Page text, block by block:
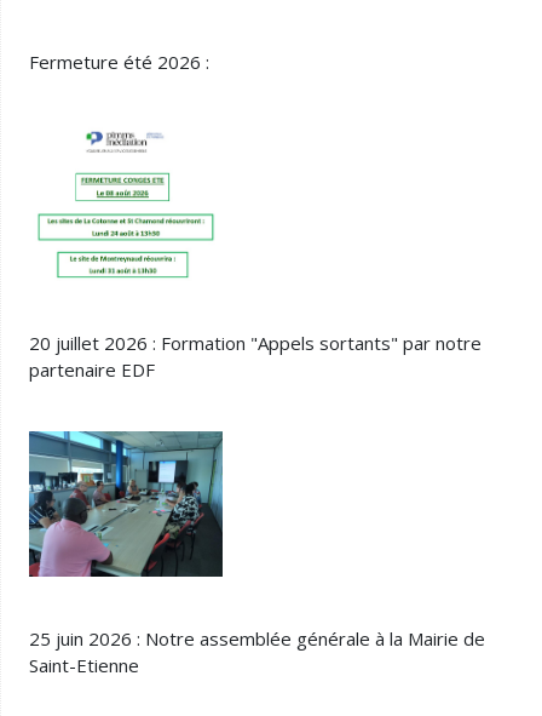
Fermeture été 2026 :
20 juillet 2026 : Formation "Appels sortants" par notre
partenaire EDF
25 juin 2026 : Notre assemblée générale à la Mairie de
Saint-Etienne